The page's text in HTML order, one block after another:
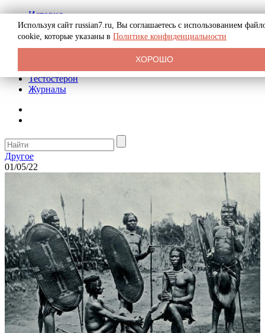
История
Биография
Криминал
Реклама на сайте
Тестостерон
Журналы
Другое
01/05/22
Используя сайт russian7.ru, Вы соглашаетесь с использованием
cookie, которые указаны в Политике конфиденциальности
ХОРОШО